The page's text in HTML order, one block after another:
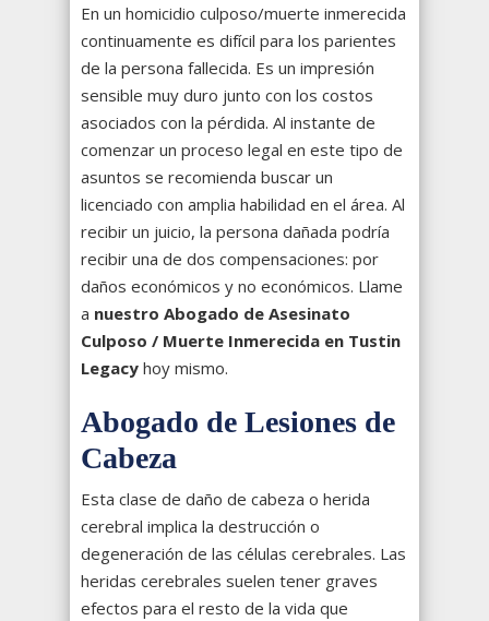
En un homicidio culposo/muerte inmerecida
continuamente es difícil para los parientes
de la persona fallecida. Es un impresión
sensible muy duro junto con los costos
asociados con la pérdida. Al instante de
comenzar un proceso legal en este tipo de
asuntos se recomienda buscar un
licenciado con amplia habilidad en el área. Al
recibir un juicio, la persona dañada podría
recibir una de dos compensaciones: por
daños económicos y no económicos. Llame
a nuestro Abogado de Asesinato
Culposo / Muerte Inmerecida en Tustin
Legacy hoy mismo.
Abogado de Lesiones de
Cabeza
Esta clase de daño de cabeza o herida
cerebral implica la destrucción o
degeneración de las células cerebrales. Las
heridas cerebrales suelen tener graves
efectos para el resto de la vida que